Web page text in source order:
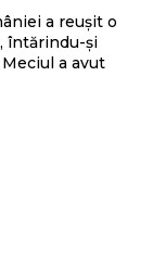
a reușit o
întărindu-și
a avut